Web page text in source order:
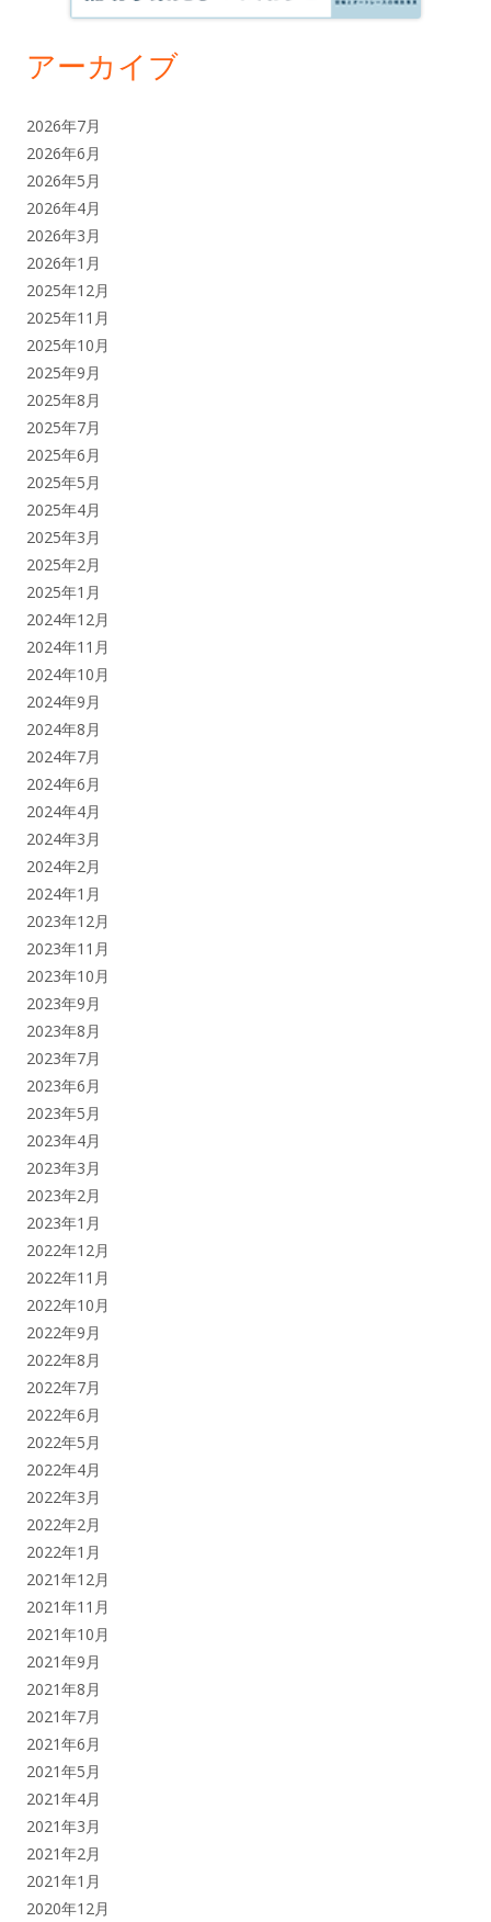
アーカイブ
2026年7月
2026年6月
2026年5月
2026年4月
2026年3月
2026年1月
2025年12月
2025年11月
2025年10月
2025年9月
2025年8月
2025年7月
2025年6月
2025年5月
2025年4月
2025年3月
2025年2月
2025年1月
2024年12月
2024年11月
2024年10月
2024年9月
2024年8月
2024年7月
2024年6月
2024年4月
2024年3月
2024年2月
2024年1月
2023年12月
2023年11月
2023年10月
2023年9月
2023年8月
2023年7月
2023年6月
2023年5月
2023年4月
2023年3月
2023年2月
2023年1月
2022年12月
2022年11月
2022年10月
2022年9月
2022年8月
2022年7月
2022年6月
2022年5月
2022年4月
2022年3月
2022年2月
2022年1月
2021年12月
2021年11月
2021年10月
2021年9月
2021年8月
2021年7月
2021年6月
2021年5月
2021年4月
2021年3月
2021年2月
2021年1月
2020年12月